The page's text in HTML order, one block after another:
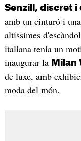
Senzill, discret i
amb un cinturó i
altíssimes
italiana tenia un
inaugurar la Milan
de luxe, amb
moda del món.